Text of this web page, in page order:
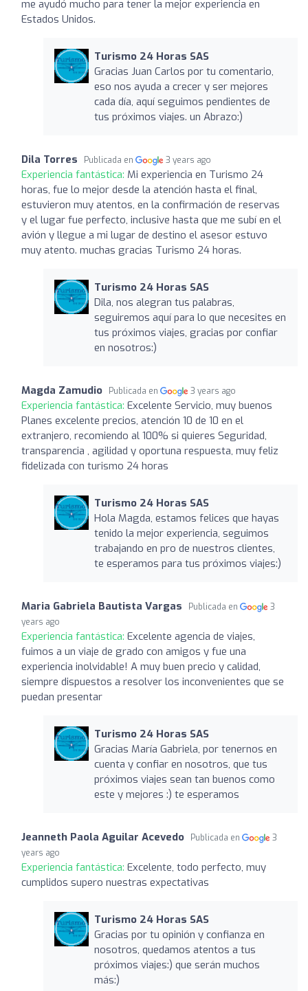
me ayudó mucho para tener la mejor experiencia en
Estados Unidos.
Turismo 24 Horas SAS
Gracias Juan Carlos por tu comentario,
eso nos ayuda a crecer y ser mejores
cada día, aquí seguimos pendientes de
tus próximos viajes. un Abrazo:)
Dila Torres Publicada en 3 years ago
Experiencia fantástica: Mi experiencia en Turismo 24
horas, fue lo mejor desde la atención hasta el final,
estuvieron muy atentos, en la confirmación de reservas
y el lugar fue perfecto, inclusive hasta que me subí en el
avión y llegue a mi lugar de destino el asesor estuvo
muy atento. muchas gracias Turismo 24 horas.
Turismo 24 Horas SAS
Dila, nos alegran tus palabras,
seguiremos aquí para lo que necesites en
tus próximos viajes, gracias por confiar
en nosotros:)
Magda Zamudio Publicada en 3 years ago
Experiencia fantástica: Excelente Servicio, muy buenos
Planes excelente precios, atención 10 de 10 en el
extranjero, recomiendo al 100% si quieres Seguridad,
transparencia , agilidad y oportuna respuesta, muy feliz
fidelizada con turismo 24 horas
Turismo 24 Horas SAS
Hola Magda, estamos felices que hayas
tenido la mejor experiencia, seguimos
trabajando en pro de nuestros clientes,
te esperamos para tus próximos viajes:)
Maria Gabriela Bautista Vargas Publicada en
3
years ago
Experiencia fantástica: Excelente agencia de viajes,
fuimos a un viaje de grado con amigos y fue una
experiencia inolvidable! A muy buen precio y calidad,
siempre dispuestos a resolver los inconvenientes que se
puedan presentar
Turismo 24 Horas SAS
Gracias María Gabriela, por tenernos en
cuenta y confiar en nosotros, que tus
próximos viajes sean tan buenos como
este y mejores :) te esperamos
Jeanneth Paola Aguilar Acevedo Publicada en
3
years ago
Experiencia fantástica: Excelente, todo perfecto, muy
cumplidos supero nuestras expectativas
Turismo 24 Horas SAS
Gracias por tu opinión y confianza en
nosotros, quedamos atentos a tus
próximos viajes:) que serán muchos
más:)